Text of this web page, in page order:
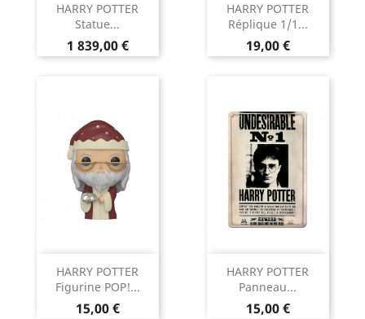
HARRY POTTER
Statue...
Prix
1 839,00 €
HARRY POTTER
Réplique 1/1...
Prix
19,00 €
HARRY POTTER
Figurine POP!...
Prix
15,00 €
HARRY POTTER
Panneau...
Prix
15,00 €